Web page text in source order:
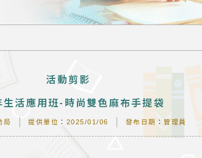
活動剪影
活應用班-時尚雙色麻布手提袋
局 提供單位 ： 2025/01/06 發布日期 ：管理員